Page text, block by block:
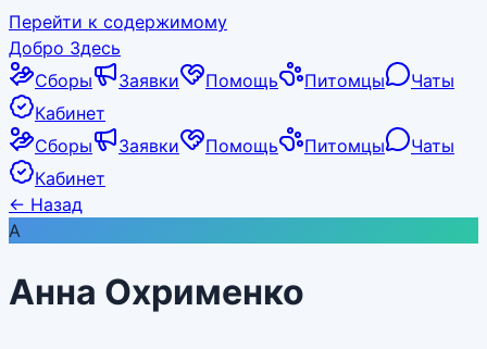
Перейти к содержимому
Добро Здесь
Сборы
Заявки Помощь Питомцы
Чаты
Кабинет
Сборы
Заявки Помощь Питомцы
Чаты
Кабинет
← Назад
А
Анна Охрименко